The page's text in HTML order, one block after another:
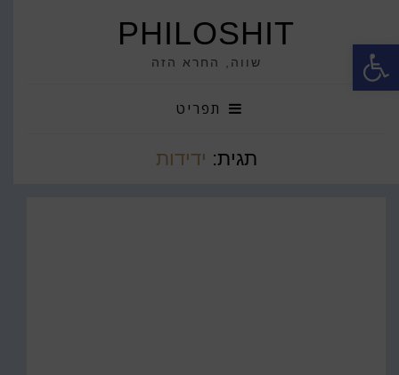
פתח סרגל נגישות PHILOSHIT
שווה, החרא הזה
תפריט
תגית: ידידות